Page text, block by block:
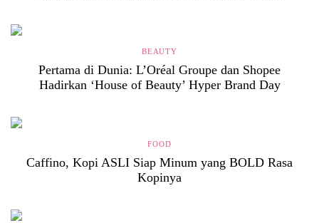
BEAUTY
Pertama di Dunia: L’Oréal Groupe dan Shopee
Hadirkan ‘House of Beauty’ Hyper Brand Day
FOOD
Caffino, Kopi ASLI Siap Minum yang BOLD Rasa
Kopinya